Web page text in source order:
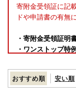
寄附金受領証に記
ドや申請書の有無
・寄附金受領証明
・ワンストップ特
・返礼品の発送に
・返礼品に問題が
おすすめ順 安い順